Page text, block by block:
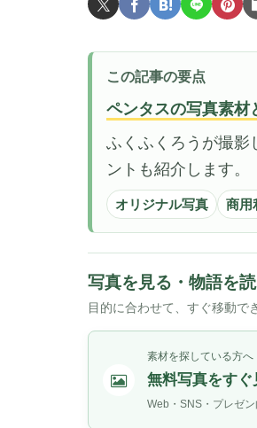
この記事の要点
ペンタスの写真素材
ふくふくろうが撮影
ントも紹介します。
オリジナル写真 商用
写真を見る・物語を
目的に合わせて、すぐ移動で
素材を探している方へ
無料写真をすぐ
Web・SNS・プレゼ